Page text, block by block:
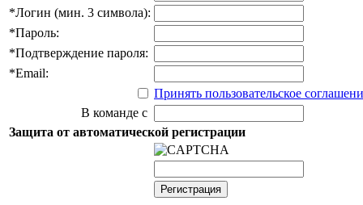
*Логин (мин. 3 символа):
*Пароль:
*Подтверждение пароля:
*Email:
Принять пользовательское
В команде с
Защита от автоматической регистрации